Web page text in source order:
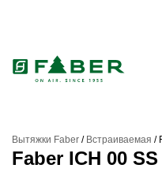
Вытяжки Faber / Встраиваемая /
Faber ICH 00